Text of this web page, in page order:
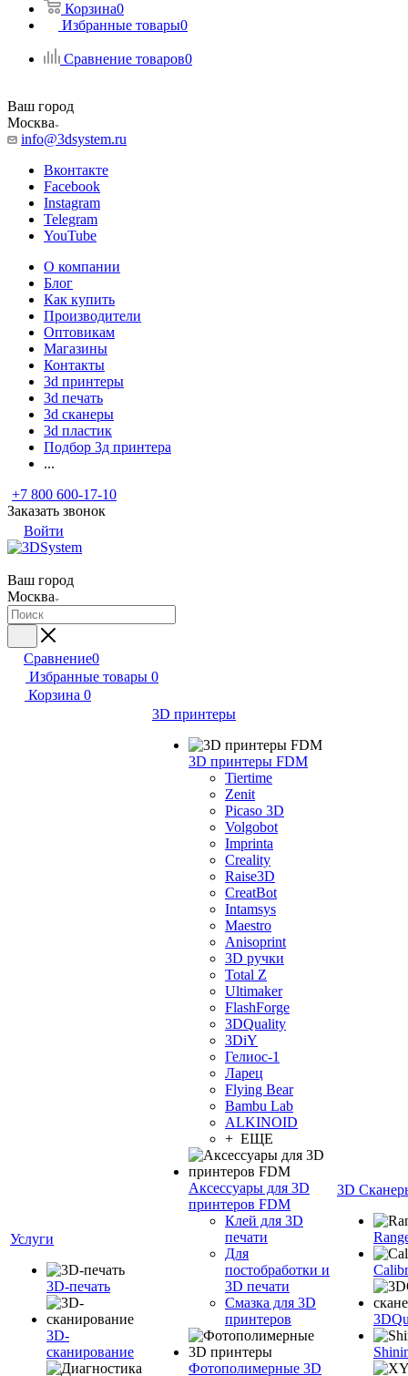
Корзина0
Избранные товары0
Сравнение товаров0
Ваш город
Москва
info@3dsystem.ru
Вконтакте
Facebook
Instagram
Telegram
YouTube
О компании
Блог
Как купить
Производители
Оптовикам
Магазины
Контакты
3d принтеры
3d печать
3d сканеры
3d пластик
Подбор 3д принтера
...
+7 800 600-17-10
Заказать звонок
Войти
Ваш город
Москва
Сравнение0
Избранные товары 0
Корзина 0
Услуги
3D-печать
3D-
сканирование
3D принтеры
3D принтеры FDM
Tiertime
Zenit
Picaso 3D
Volgobot
Imprinta
Creality
Raise3D
CreatBot
Intamsys
Maestro
Anisoprint
3D ручки
Total Z
Ultimaker
FlashForge
3DQuality
3DiY
Гелиос-1
Ларец
Flying Bear
Bambu Lab
ALKINOID
+ ЕЩЕ
Аксессуары для 3D
принтеров FDM
Клей для 3D
печати
Для
постобработки и
3D печати
Смазка для 3D
принтеров
Фотополимерные 3D
3D